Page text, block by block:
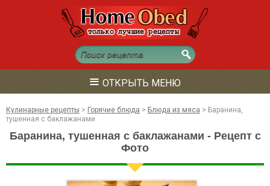
≡ ОТКРЫТЬ МЕНЮ
Кулинарные рецепты > Горячие блюда > Блюда из мяса > Баранина,
тушенная с баклажанами
Баранина, тушенная с баклажанами - Рецепт с
Фото